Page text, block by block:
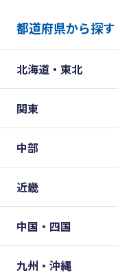
都道府県から探す
北海道・東北
関東
中部
近畿
中国・四国
九州・沖縄